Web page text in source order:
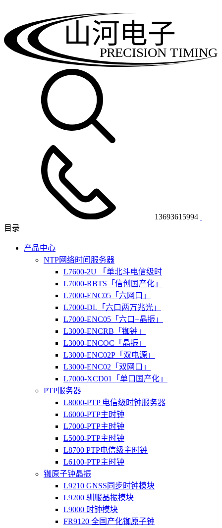
PRECISION TIMING
山河电子
13693615994
目录
产品中心
NTP网络时间服务器
L7600-2U 「单北斗电信级时
L7000-RBTS「信创国产化」
L7000-ENC05「六网口」
L7000-DL「六口两万兆光」
L7000-ENC05「六口+晶振」
L3000-ENCRB「铷钟」
L3000-ENCOC「晶振」
L3000-ENC02P「双电源」
L3000-ENC02「双网口」
L7000-XCD01「单口国产化」
PTP服务器
L8000-PTP 电信级时钟服务器
L6000-PTP主时钟
L7000-PTP主时钟
L5000-PTP主时钟
L8700 PTP电信级主时钟
L6100-PTP主时钟
铷原子钟晶振
L9210 GNSS同步时钟模块
L9200 驯服晶振模块
L9000 时钟模块
FR9120 全国产化铷原子钟